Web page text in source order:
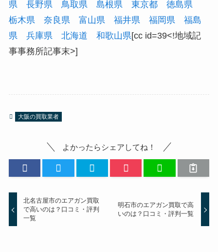
県
長野県 鳥取県 島根県 東京都
徳島県
栃木県
奈良県 富山県 福井県 福岡県
福島
県
兵庫県 北海道 和歌山県[cc id=39<!地域記
事事務所記事末>]
大阪の買取業者
よかったらシェアしてね！
北名古屋市のエアガン買取
で高いのは？口コミ・評判
一覧
明石市のエアガン買取で高
いのは？口コミ・評判一覧